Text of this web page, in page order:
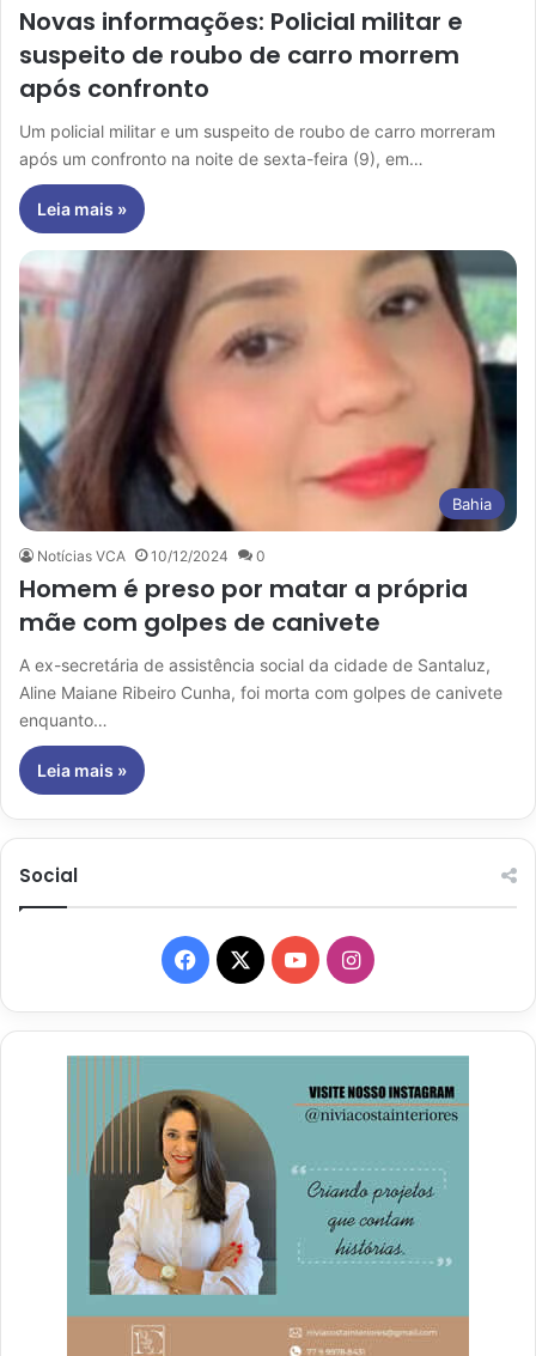
Novas informações: Policial militar e
suspeito de roubo de carro morrem
após confronto
Um policial militar e um suspeito de roubo de carro morreram
após um confronto na noite de sexta-feira (9), em…
Leia mais »
Bahia
Notícias VCA 10/12/2024 0
Homem é preso por matar a própria
mãe com golpes de canivete
A ex-secretária de assistência social da cidade de Santaluz,
Aline Maiane Ribeiro Cunha, foi morta com golpes de canivete
enquanto…
Leia mais »
Social
Facebook
X YouTubeInstagram